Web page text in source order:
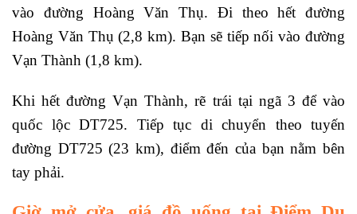
vào đường Hoàng Văn Thụ. Đi theo hết đường
Hoàng Văn Thụ (2,8 km). Bạn sẽ tiếp nối vào đường
Vạn Thành (1,8 km).
Khi hết đường Vạn Thành, rẽ trái tại ngã 3 để vào
quốc lộc DT725. Tiếp tục di chuyển theo tuyến
đường DT725 (23 km), điểm đến của bạn nằm bên
tay phải.